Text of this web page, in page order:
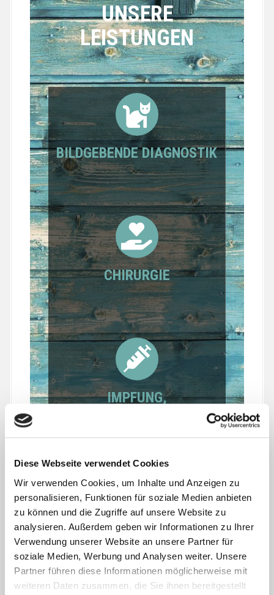
Diese Webseite verwendet Cookies
Wir verwenden Cookies, um Inhalte und Anzeigen zu
personalisieren, Funktionen für soziale Medien anbieten
zu können und die Zugriffe auf unsere Website zu
analysieren. Außerdem geben wir Informationen zu Ihrer
Verwendung unserer Website an unsere Partner für
soziale Medien, Werbung und Analysen weiter. Unsere
Partner führen diese Informationen möglicherweise mit
weiteren Daten zusammen, die Sie ihnen bereitgestellt
UNSERE
LEISTUNGEN
BILDGEBENDE DIAGNOSTIK
CHIRURGIE
IMPFUNG,
SACHKUNDEPRÜFUNG GEM.
LANDESHUNDEGESETZ NRW